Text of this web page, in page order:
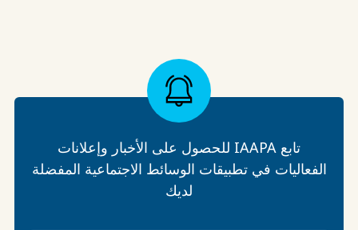
تابع IAAPA للحصول على الأخبار وإعلانات
الفعاليات في تطبيقات الوسائط الاجتماعية المفضلة
لديك